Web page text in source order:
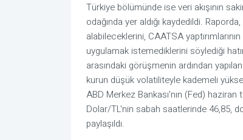
Türkiye bölümünde ise veri akışının
odağında yer aldığı kaydedildi.
alabileceklerini, CAATSA
uygulamak istemediklerini söylediği
arasındaki görüşmenin ardından
kurun düşük volatiliteyle kademeli
ABD Merkez Bankası'nın (Fed) haziran
Dolar/TL'nin sabah saatlerinde 46,85,
paylaşıldı.